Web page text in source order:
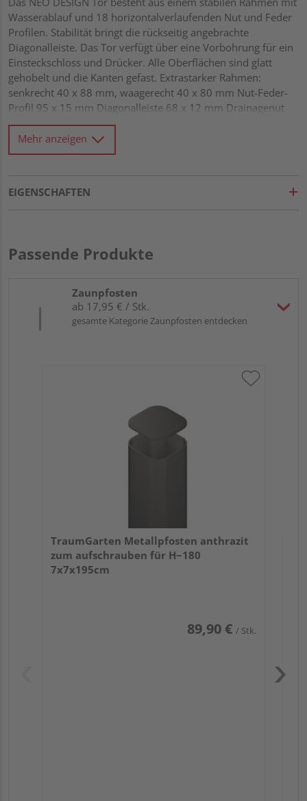
Wasserablauf und 18 horizontalverlaufenden Nut und Feder
Profilen. Stabilität bringt die rückseitig angebrachte
Diagonalleiste. Das Tor verfügt über eine Vorbohrung für ein
Einsteckschloss und Drücker. Alle Oberflächen sind glatt
gehobelt und die Kanten gefast. Extrastarker Rahmen:
senkrecht 40 x 88 mm, waagerecht 40 x 80 mm Nut-Feder-
Profil 95 x 15 mm Diagonalleiste 68 x 12 mm Drainagenut
und Wasserablauflöcher im Rahmen Alle Verbindungen aus
Edelstahl
Mehr anzeigen
EIGENSCHAFTEN
Passende Produkte
Zaunpfosten
ab 17,95 € / Stk.
gesamte Kategorie Zaunpfosten entdecken
TraumGarten Metallpfosten anthrazit
zum aufschrauben für H~180
7x7x195cm
89,90 € / Stk.